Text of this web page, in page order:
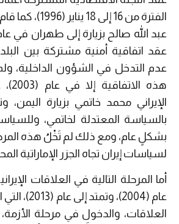
الفترة من 16 إلى
عقد اتفاقية أمنية مشتركة بين
عدم التدخل في الشؤون الداخلية،
هذه
الإيراني محمد خاتمي بزيارة اليمن،
بالسياسة المعتدلة لخاتمي، وللسياسة
بشكلٍ عام، ومع ذلك لم تَخْلُ هذه
لسياسات إيران تجاه الجزر الإماراتية
أما المرحلة التالية في العلاقات
عام (2004)،
العلاقات، والدخول في مرحلة